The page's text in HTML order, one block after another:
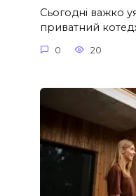
Сьогодні важко
приватний
0 20